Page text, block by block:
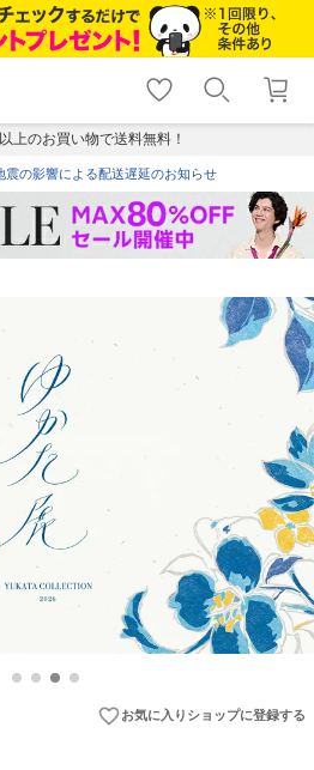
shopping_cart lock_outline
ログイン
上のお買い物で送料無料！
震の影響による配送遅延のお知らせ
favorite_borderお気に入りショップに登録する